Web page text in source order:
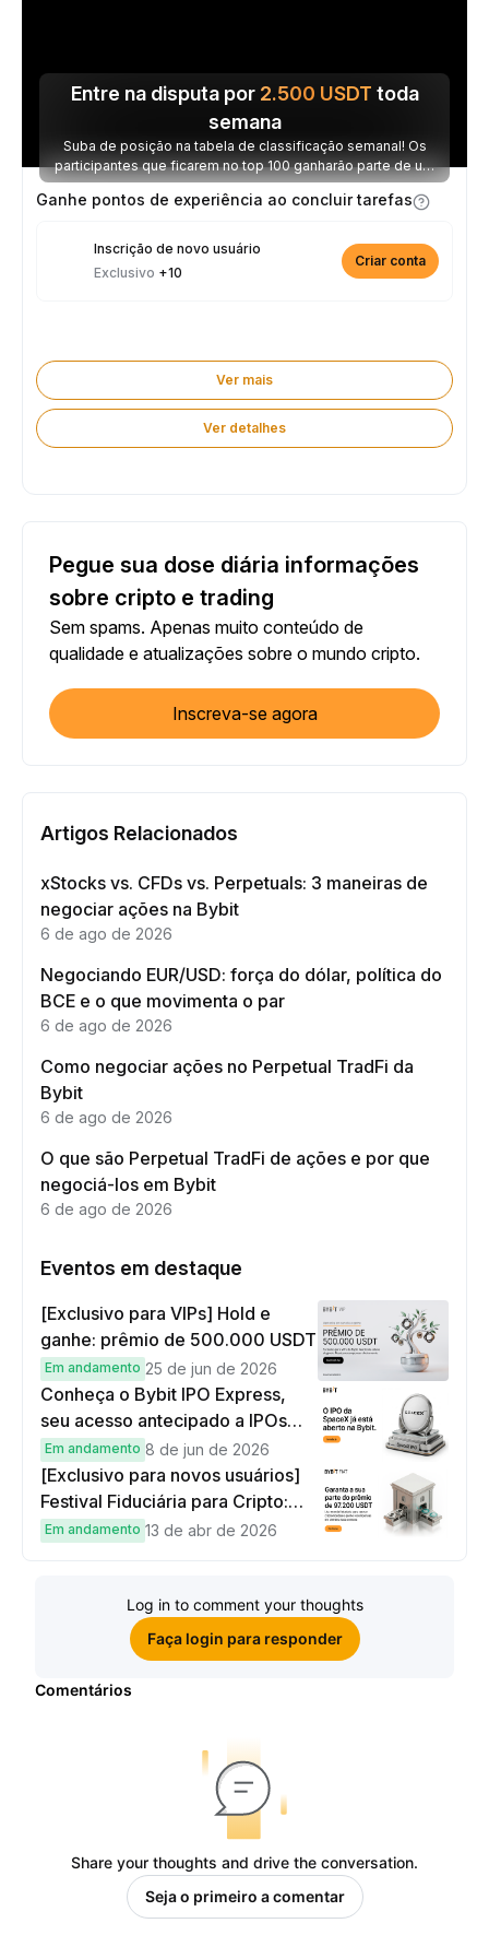
Entre na disputa por 2.500 USDT toda
semana
Suba de posição na tabela de classificação semanal! Os
participantes que ficarem no top 100 ganharão parte de um
prêmio de 2.500 USDT toda semana.
Ganhe pontos de experiência ao concluir tarefas
Inscrição de novo usuário
Exclusivo +10
Criar conta
Ver mais
Ver detalhes
Pegue sua dose diária informações
sobre cripto e trading
Sem spams. Apenas muito conteúdo de
qualidade e atualizações sobre o mundo cripto.
Inscreva-se agora
Artigos Relacionados
xStocks vs. CFDs vs. Perpetuals: 3 maneiras de
negociar ações na Bybit
6 de ago de 2026
Negociando EUR/USD: força do dólar, política do
BCE e o que movimenta o par
6 de ago de 2026
Como negociar ações no Perpetual TradFi da
Bybit
6 de ago de 2026
O que são Perpetual TradFi de ações e por que
negociá-los em Bybit
6 de ago de 2026
Eventos em destaque
[Exclusivo para VIPs] Hold e
ganhe: prêmio de 500.000 USDT
Em andamento 25 de jun de 2026
Conheça o Bybit IPO Express,
seu acesso antecipado a IPOs
globais
Em andamento 8 de jun de 2026
[Exclusivo para novos usuários]
Festival Fiduciária para Cripto:
complete tarefas simples e
Em andamento 13 de abr de 2026
Log in to comment your thoughts
Faça login para responder
Comentários
Share your thoughts and drive the conversation.
Seja o primeiro a comentar